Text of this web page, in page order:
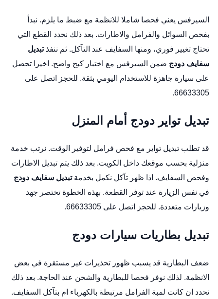
السيرفس يعني فحصا شاملا للانظمة مع ضبط ما يلزم. نبدأ
بفحص السوائل والفرامل والاطارات. بعد ذلك نحدد القطع التي
تحتاج تغيير فوري، ومنها السفايف عند التآكل. ثم ننفذتبديل
سفايف دودج ضمن السيرفس مع اختبار كبح واضح. اخيرا تحصل
على سيارة جاهزة للاستخدام اليومي بثقة. للحجز اتصل على
66633305.
تبديل تواير دودج أمام المنزل
قد تطلب تبديل تواير مع فحص فرامل لتوفير الوقت. نرتب خدمة
منزلية بحسب موقعك داخل الكويت. بعد ذلك يتم تبديل الاطارات
وفحص السفايف. اذا ظهر تآكل نكمل بخدمةتبديل سفايف دودج
في نفس الزيارة عند توفر القطعة. بهذه الخطوة تختصر جهد
وزيارات متعددة. للحجز اتصل على 66633305.
تبديل بطاريات سيارات دودج
ضعف البطارية قد يسبب ظهور تحذيرات غير مستقرة في بعض
الانظمة. لذلك نوفر فحصا للبطارية والشحن عند الحاجة. بعد ذلك
نحدد ان كانت لمبة الفرامل مرتبطة بالكهرباء ام بتآكل السفايف.